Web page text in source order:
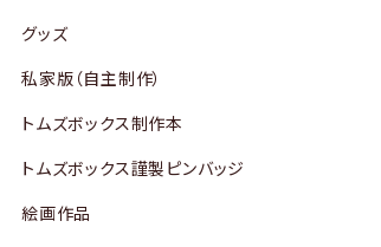
グッズ
私家版（自主制作）
トムズボックス制作本
トムズボックス謹製ピンバッジ
絵画作品